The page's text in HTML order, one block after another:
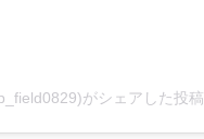
がシェアした投稿